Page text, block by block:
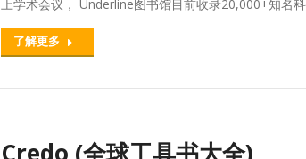
上学术会议， Underline图书馆目前收录20,000+知名
了解更多